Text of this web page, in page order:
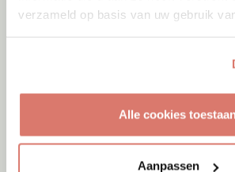
verzameld op basis van uw gebruik
Alle cookies
Aanpassen